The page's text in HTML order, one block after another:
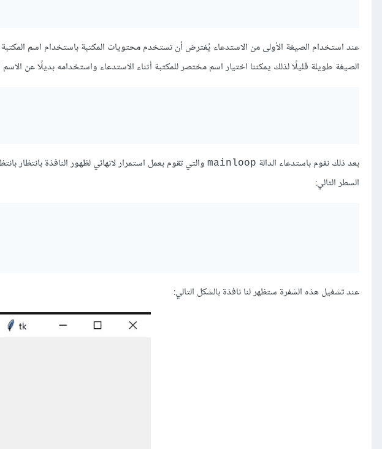
عند استخدام الصيغة الأولى من الاستدعاء يُفترض أن تستخدم محتويات المكتبة باستخدام اسم
الصيغة طويلة قليلًا لذلك يمكننا اختيار اسم مختصر للمكتبة أثناء الاستدعاء واستخدامه بديلًا عن الاسم
بعد ذلك نقوم باستدعاء الدالة mainloop والتي تقوم بعمل استمرار لانهائي لظهور النافذة بانتظار
السطر التالي:
عند تشغيل هذه الشفرة ستظهر لنا نافذة بالشكل التالي: